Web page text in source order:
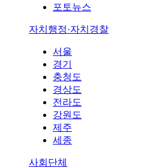
포토뉴스
자치행정·자치경찰
서울
경기
충청도
경상도
전라도
강원도
제주
세종
사회단체